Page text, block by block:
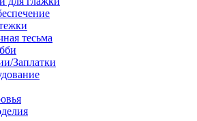
тесьма
Заплатки